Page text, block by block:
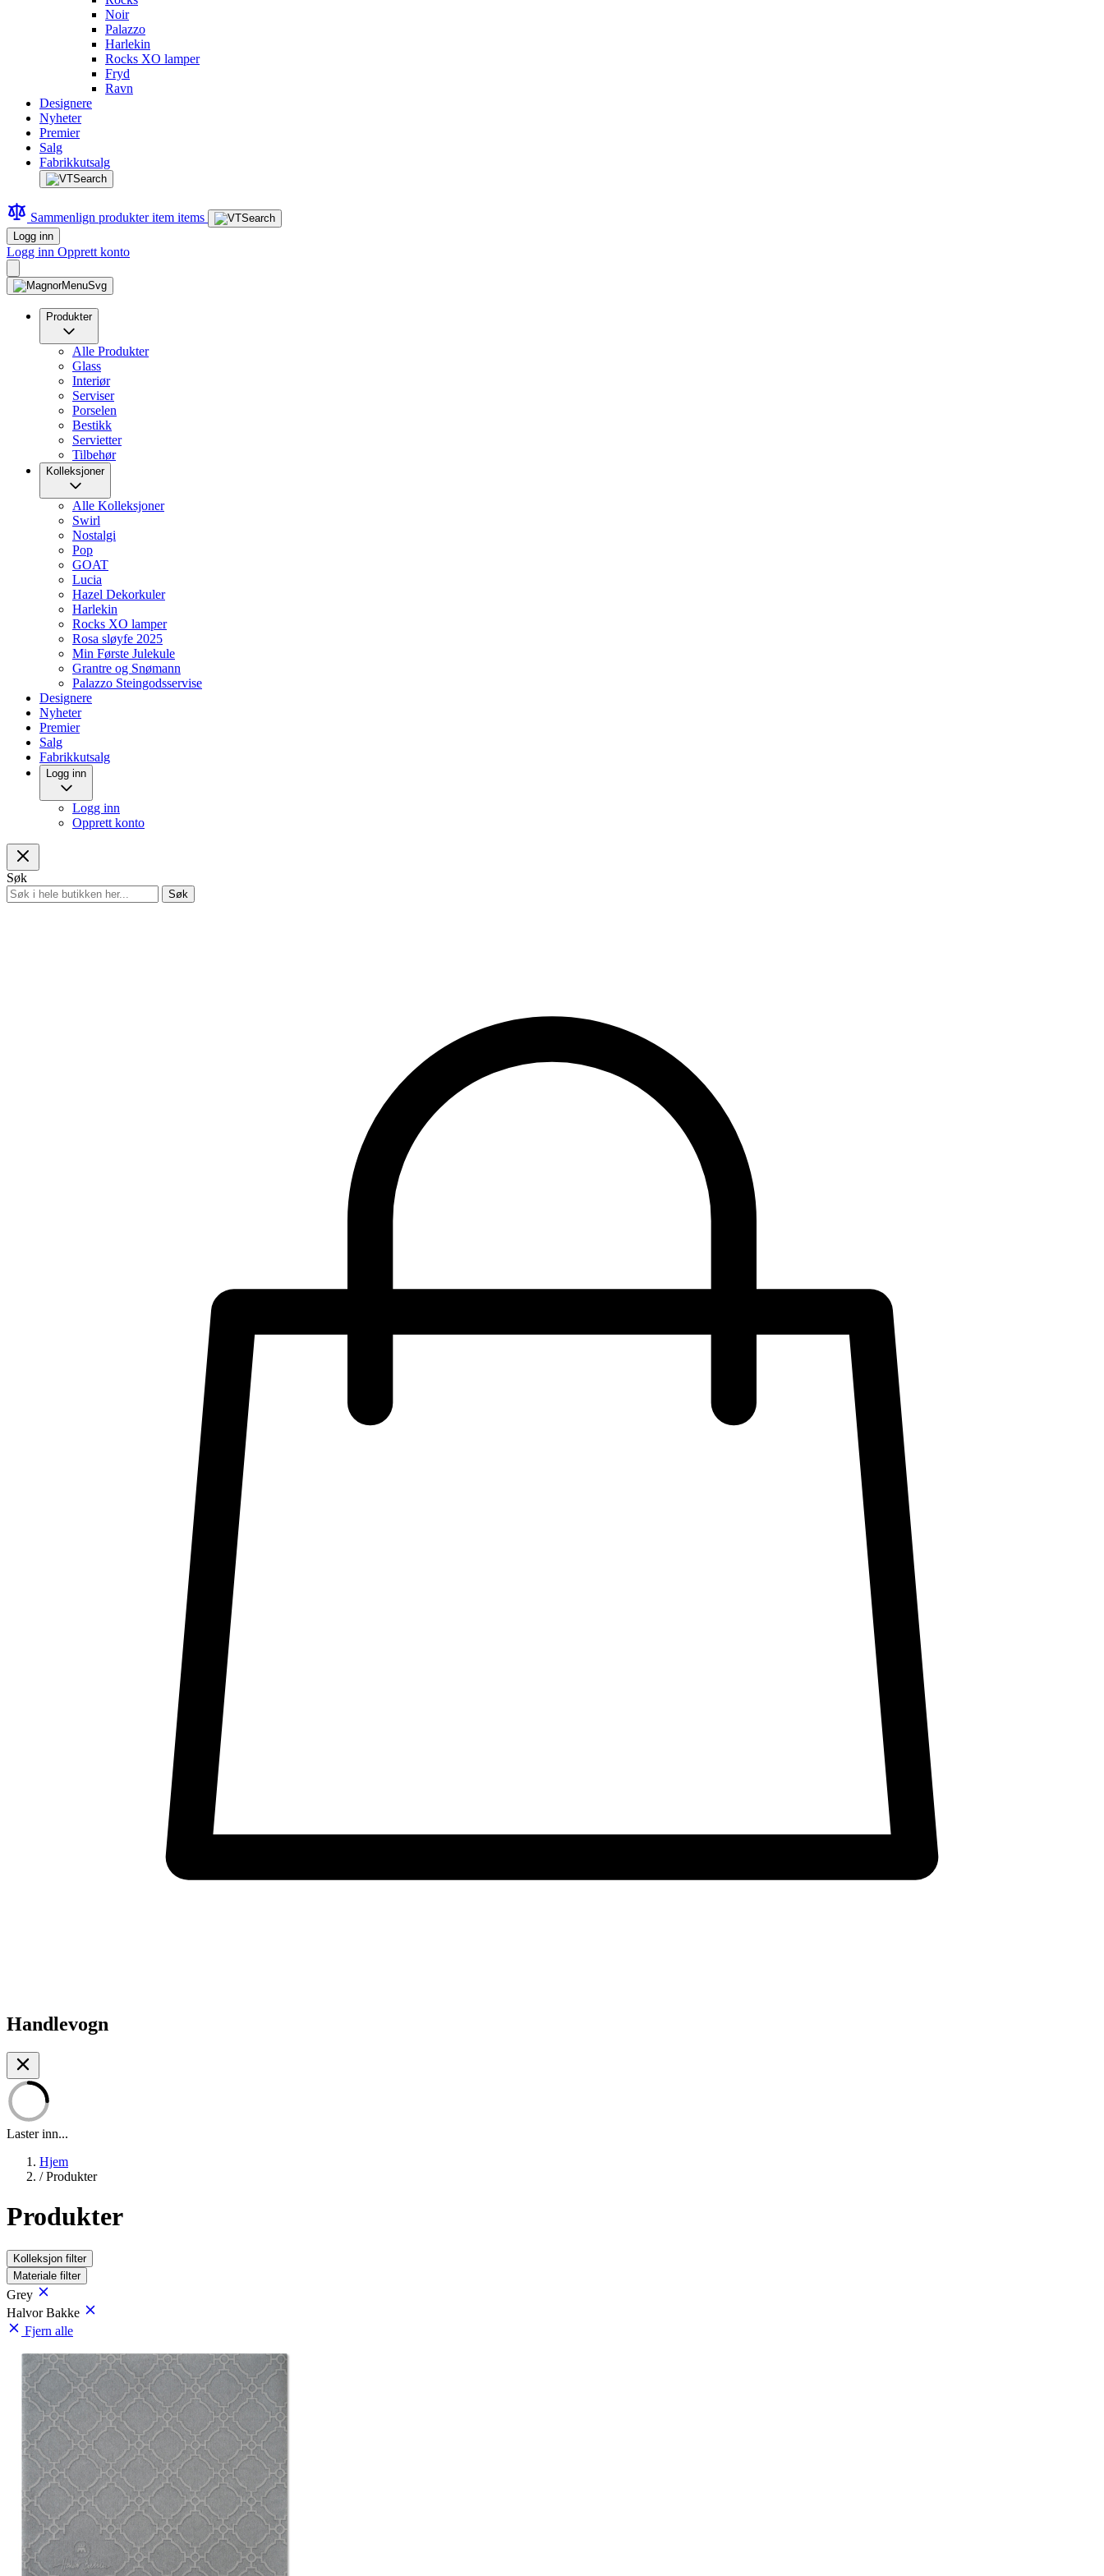
Noir
Palazzo
Harlekin
Rocks XO lamper
Fryd
Ravn
Designere
Nyheter
Premier
Salg
Fabrikkutsalg
Sammenlign produkteritem items
Logg inn
Logg inn Opprett konto
Produkter
Alle Produkter
Glass
Interiør
Serviser
Porselen
Bestikk
Servietter
Tilbehør
Kolleksjoner
Alle Kolleksjoner
Swirl
Nostalgi
Pop
GOAT
Lucia
Hazel Dekorkuler
Harlekin
Rocks XO lamper
Rosa sløyfe 2025
Min Første Julekule
Grantre og Snømann
Palazzo Steingodsservise
Designere
Nyheter
Premier
Salg
Fabrikkutsalg
Logg inn
Logg inn
Opprett konto
Søk
Søk
Handlevogn
Laster inn...
Hjem
/ Produkter
Produkter
Kolleksjon filter
Materiale filter
Grey
Halvor Bakke
Fjern alle